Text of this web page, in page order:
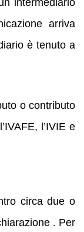
arriva
è tenuto a
o contributo
l’IVIE e
circa due o
. Per